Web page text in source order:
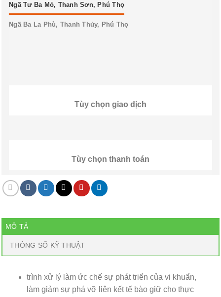
Ngã Tư Ba Mỏ, Thanh Sơn, Phú Thọ
Ngã Ba La Phù, Thanh Thủy, Phú Thọ
Tùy chọn giao dịch
Tùy chọn thanh toán
MÔ TẢ
THÔNG SỐ KỸ THUẬT
trình xử lý làm ức chế sự phát triển của vi khuẩn,
làm giảm sự phá vỡ liên kết tế bào giữ cho thực